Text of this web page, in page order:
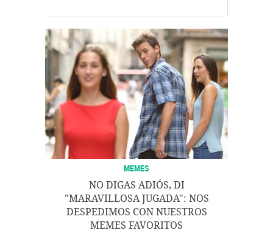
MEMES
NO DIGAS ADIÓS, DI
"MARAVILLOSA JUGADA": NOS
DESPEDIMOS CON NUESTROS
MEMES FAVORITOS